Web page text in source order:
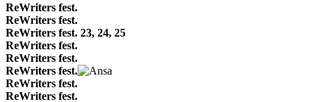
ReWriters fest.
ReWriters fest.
ReWriters fest. 23, 24, 25
ReWriters fest.
ReWriters fest.
ReWriters fest.
ReWriters fest.
ReWriters fest.